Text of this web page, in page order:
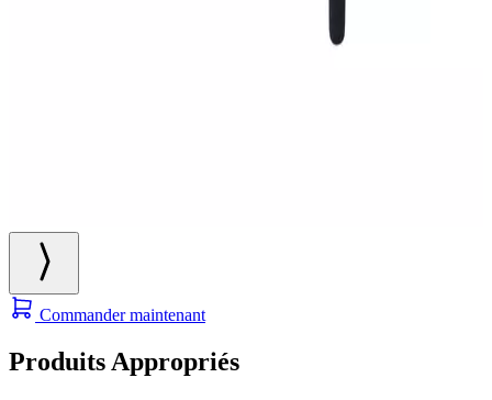
Commander maintenant
Produits Appropriés